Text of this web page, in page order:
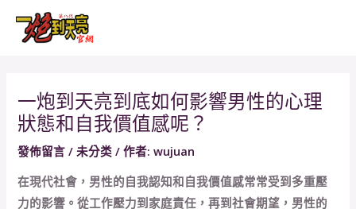
一炮到天亮到底如何影響男性的心理
狀態和自我價值感呢？
發佈留言 /未分类 / 作者:wujuan
在現代社會，男性的自我認知和自我價值感常常受到多重壓
力的影響。從工作壓力到家庭責任，再到社會期望，男性的
navigation